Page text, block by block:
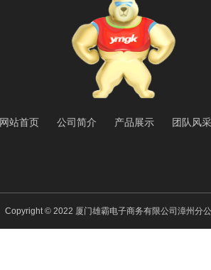
网站首页 公司简介 产品展示 团队风采
Copyright © 2022 厦门雄霸电子商务有限公司漳州分